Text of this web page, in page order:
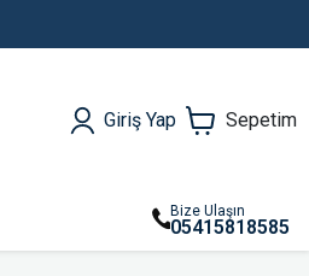
Giriş Yap Sepetim
Bize Ulaşın
05415818585